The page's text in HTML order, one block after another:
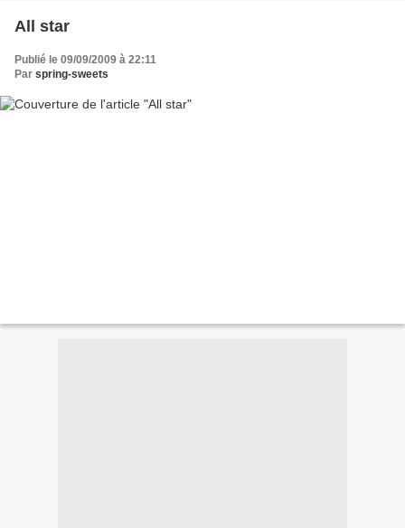
All star
Publié le 09/09/2009 à 22:11
Par spring-sweets